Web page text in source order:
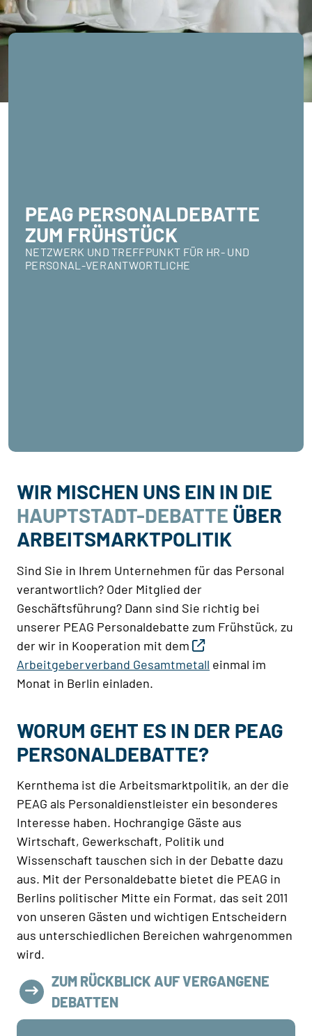
PEAG PERSONALDEBATTE
ZUM FRÜHSTÜCK
NETZWERK UND TREFFPUNKT FÜR HR- UND
PERSONAL-VERANTWORTLICHE
WIR MISCHEN UNS EIN IN DIE
HAUPTSTADT-DEBATTE ÜBER
ARBEITSMARKTPOLITIK
Sind Sie in Ihrem Unternehmen für das Personal
verantwortlich? Oder Mitglied der
Geschäftsführung? Dann sind Sie richtig bei
unserer PEAG Personaldebatte zum Frühstück, zu
der wir in Kooperation mit dem
Arbeitgeberverband Gesamtmetall einmal im
Monat in Berlin einladen.
WORUM GEHT ES IN DER PEAG
PERSONALDEBATTE?
Kernthema ist die Arbeitsmarktpolitik, an der die
PEAG als Personaldienstleister ein besonderes
Interesse haben. Hochrangige Gäste aus
Wirtschaft, Gewerkschaft, Politik und
Wissenschaft tauschen sich in der Debatte dazu
aus. Mit der Personaldebatte bietet die PEAG in
Berlins politischer Mitte ein Format, das seit 2011
von unseren Gästen und wichtigen Entscheidern
aus unterschiedlichen Bereichen wahrgenommen
wird.
ZUM RÜCKBLICK AUF VERGANGENE
DEBATTEN